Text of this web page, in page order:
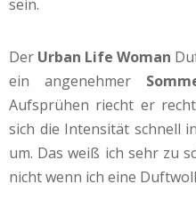
sein.
Der Urban Life Woman
ein angenehmer
Aufsprühen riecht er
sich die Intensität schnell
um. Das weiß ich sehr zu
nicht wenn ich eine